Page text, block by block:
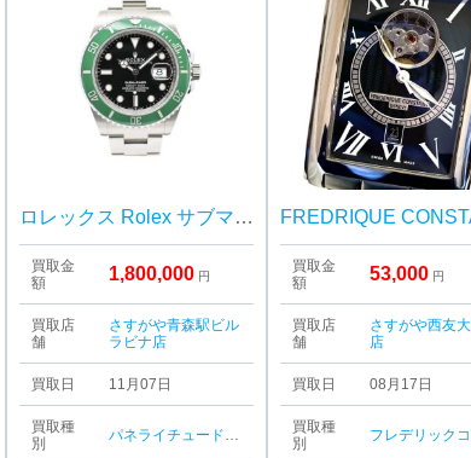
ロンジン ハミルトン アイダブリューシー エルメス（時計）オメガ 腕
ロレックス Rolex サブマリーナ グリーンベゼル 126610LV「スターバックス」
買取金
額
1,800,000 円
買取店
舗
さすがや青森駅ビル
ラビナ店
買取日 11月07日
買取種
別
パネライチュードル アイダブリューシー エルメス（時
買取金
額
53,000 円
買取店
舗
さすがや西友
店
買取日 08月17日
買取種
別